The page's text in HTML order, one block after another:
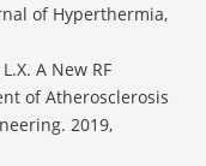
of Hyperthermia,
A New RF
of Atherosclerosis
2019,